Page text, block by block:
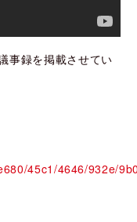
事録を掲載させてい
45c1/4646/932e/